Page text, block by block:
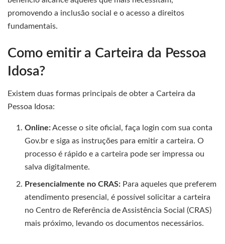
promovendo a inclusão social e o acesso a direitos
fundamentais.
Como emitir a Carteira da Pessoa
Idosa?
Existem duas formas principais de obter a Carteira da
Pessoa Idosa:
Online:Acesse o site oficial, faça login com sua conta
Gov.br e siga as instruções para emitir a carteira. O
processo é rápido e a carteira pode ser impressa ou
salva digitalmente.
Presencialmente no CRAS: Para aqueles que preferem
atendimento presencial, é possível solicitar a carteira
no Centro de Referência de Assistência Social (CRAS)
mais próximo, levando os documentos necessários.